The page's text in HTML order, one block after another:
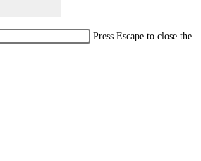
Press Escape to close the